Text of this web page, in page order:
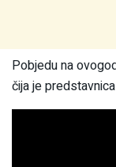
Pobjedu na
čija je